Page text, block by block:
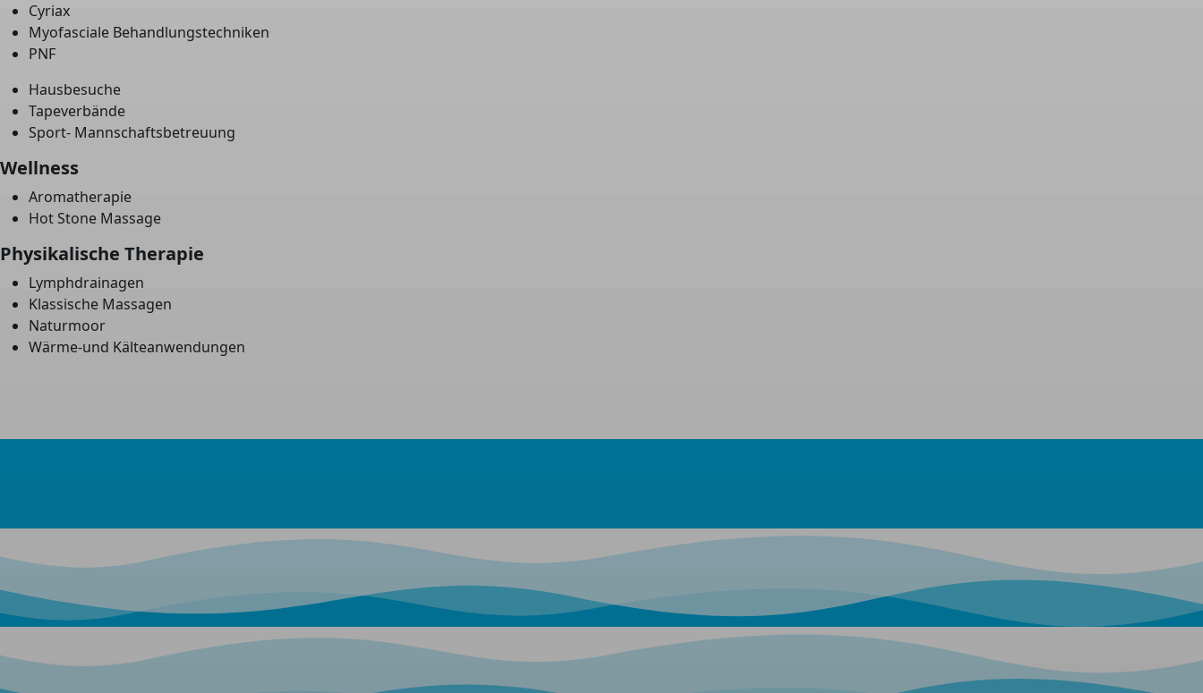
Cyriax
Myofasciale Behandlungstechniken
PNF
Hausbesuche
Tapeverbände
Sport- Mannschaftsbetreuung
Wellness
Aromatherapie
Hot Stone Massage
Physikalische Therapie
Lymphdrainagen
Klassische Massagen
Naturmoor
Wärme-und Kälteanwendungen